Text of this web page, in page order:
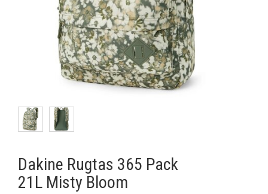
Dakine Rugtas 365 Pack
21L Misty Bloom